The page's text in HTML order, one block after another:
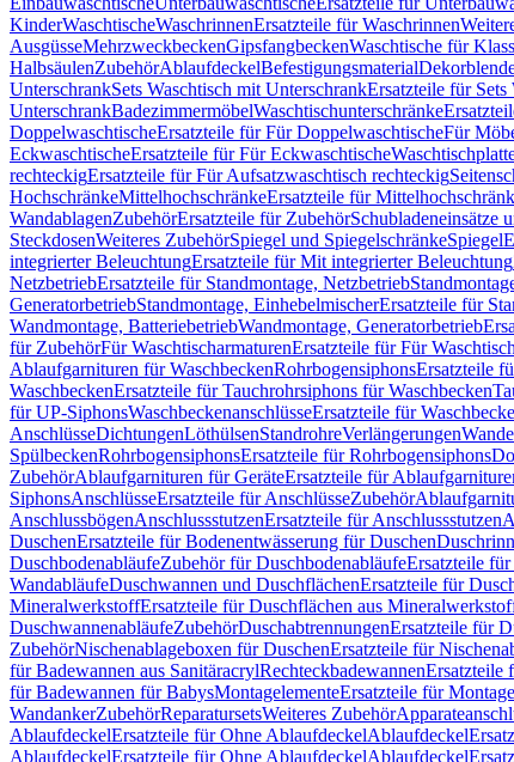
KinderWaschtischeWaschrinnenErsatzteile für Waschrinnen
AusgüsseMehrzweckbeckenGipsfangbeckenWaschtische für
HalbsäulenZubehörAblaufdeckelBefestigungsmaterial
UnterschrankSets Waschtisch mit UnterschrankErsatzteile für
UnterschrankBadezimmermöbelWaschtischunterschränke
DoppelwaschtischeErsatzteile für Für DoppelwaschtischeFür
EckwaschtischeErsatzteile für Für Eckwaschtische
rechteckigErsatzteile für Für Aufsatzwaschtisch rechteckig
HochschränkeMittelhochschränkeErsatzteile für
WandablagenZubehörErsatzteile für ZubehörSchubladeneinsätze
SteckdosenWeiteres ZubehörSpiegel und SpiegelschränkeSpiegel
integrierter BeleuchtungErsatzteile für Mit integrierter Beleuchtung
NetzbetriebErsatzteile für Standmontage, Netzbetrieb
GeneratorbetriebStandmontage, EinhebelmischerErsatzteile für
Wandmontage, BatteriebetriebWandmontage, Generatorbetrieb
für ZubehörFür WaschtischarmaturenErsatzteile für Für
Ablaufgarnituren für WaschbeckenRohrbogensiphonsErsatzteile
WaschbeckenErsatzteile für Tauchrohrsiphons für Waschbecken
für UP-SiphonsWaschbeckenanschlüsseErsatzteile für
AnschlüsseDichtungenLöthülsenStandrohreVerlängerungen
SpülbeckenRohrbogensiphonsErsatzteile für Rohrbogensiphons
ZubehörAblaufgarnituren für GeräteErsatzteile für
SiphonsAnschlüsseErsatzteile für AnschlüsseZubehör
AnschlussbögenAnschlussstutzenErsatzteile für Anschlussstutzen
DuschenErsatzteile für Bodenentwässerung für Duschen
DuschbodenabläufeZubehör für DuschbodenabläufeErsatzteile
WandabläufeDuschwannen und DuschflächenErsatzteile für
MineralwerkstoffErsatzteile für Duschflächen aus
DuschwannenabläufeZubehörDuschabtrennungenErsatzteile für
ZubehörNischenablageboxen für DuschenErsatzteile für
für Badewannen aus SanitäracrylRechteckbadewannenErsatzteile
für Badewannen für BabysMontagelementeErsatzteile für
WandankerZubehörReparatursetsWeiteres Zubehör
AblaufdeckelErsatzteile für Ohne AblaufdeckelAblaufdeckel
AblaufdeckelErsatzteile für Ohne AblaufdeckelAblaufdeckel